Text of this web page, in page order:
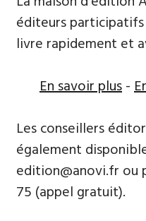
éditeurs
livre rapidement et
En savoir plus-
Les conseillers
également
edition@anovi.fr ou
75 (appel gratuit).